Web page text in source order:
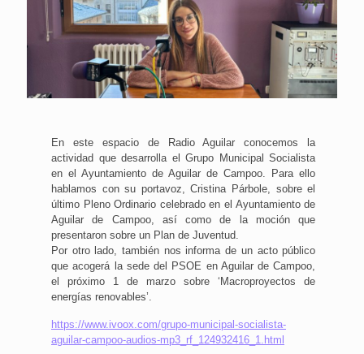
En este espacio de Radio Aguilar conocemos la
actividad que desarrolla el Grupo Municipal Socialista
en el Ayuntamiento de Aguilar de Campoo. Para ello
hablamos con su portavoz, Cristina Párbole, sobre el
último Pleno Ordinario celebrado en el Ayuntamiento de
Aguilar de Campoo, así como de la moción que
presentaron sobre un Plan de Juventud.
Por otro lado, también nos informa de un acto público
que acogerá la sede del PSOE en Aguilar de Campoo,
el próximo 1 de marzo sobre ‘Macroproyectos de
energías renovables’.
https://www.ivoox.com/grupo-municipal-socialista-
aguilar-campoo-audios-mp3_rf_124932416_1.html